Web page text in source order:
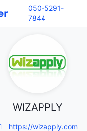
050-5291-
7844
WIZAPPLY
https://wizapply.com